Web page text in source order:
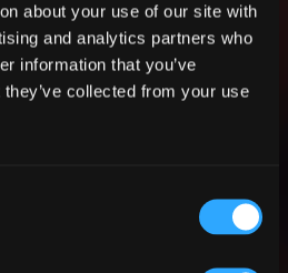
about your use of our site with
and analytics partners who
information that you’ve
collected from your use